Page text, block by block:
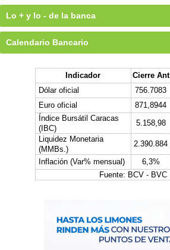
Lo + y lo - de la banca
Calendario Bancario
Indicador Cierre Ant
Dólar oficial
756.7083
Euro oficial
871,8944
Índice Bursátil Caracas
(IBC)
5.158,98
Liquidez Monetaria
(MMBs.)
2.390.884
Inflación (Var% mensual)
6,3%
Fuente: BCV - BVC